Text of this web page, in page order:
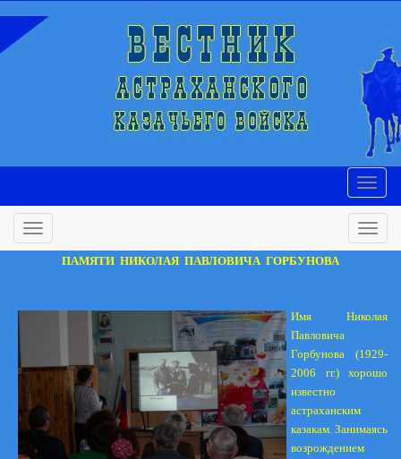
ПАМЯТИ НИКОЛАЯ ПАВЛОВИЧА ГОРБУНОВА
Имя Николая
Павловича
Горбунова (1929-
2006 гг.) хорошо
известно
астраханским
казакам. Занимаясь
возрождением